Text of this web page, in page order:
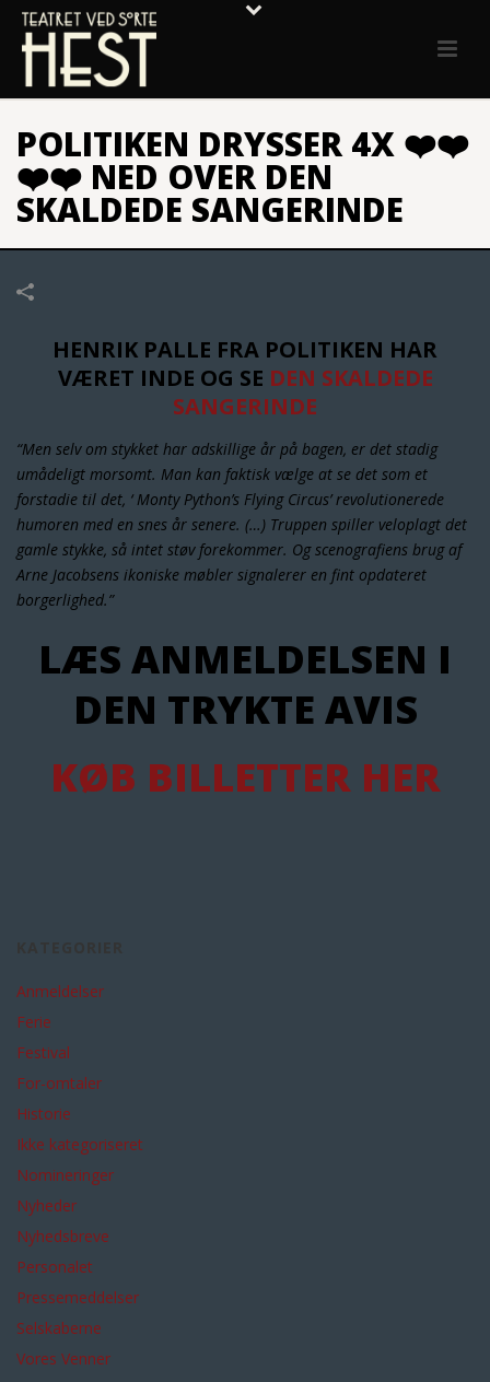
POLITIKEN DRYSSER 4X ❤️❤️
❤️❤️ NED OVER DEN
SKALDEDE SANGERINDE
HENRIK PALLE FRA POLITIKEN HAR
VÆRET INDE OG SE DEN SKALDEDE
SANGERINDE
“Men selv om stykket har adskillige år på bagen, er det stadig
umådeligt morsomt. Man kan faktisk vælge at se det som et
forstadie til det, ‘ Monty Python’s Flying Circus’ revolutionerede
humoren med en snes år senere. (…) Truppen spiller veloplagt det
gamle stykke, så intet støv forekommer. Og scenografiens brug af
Arne Jacobsens ikoniske møbler signalerer en fint opdateret
borgerlighed.”
LÆS ANMELDELSEN I
DEN TRYKTE AVIS
KØB BILLETTER HER
Anmeldelser
Ferie
Festival
For-omtaler
Historie
Ikke kategoriseret
Nomineringer
Nyheder
Nyhedsbreve
Personalet
Pressemeddelser
Selskaberne
Vores Venner